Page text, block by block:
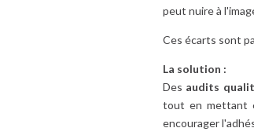
peut nuire à
Ces écarts sont
La solution :
Des audits
tout en mettant
encourager